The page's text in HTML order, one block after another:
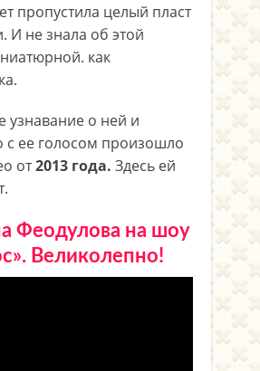
пропустила целый пласт
И не знала об этой
как
узнавание о ней и
с ее голосом произошло
от2013 года. Здесь ей
Феодулова на шоу
Великолепно!